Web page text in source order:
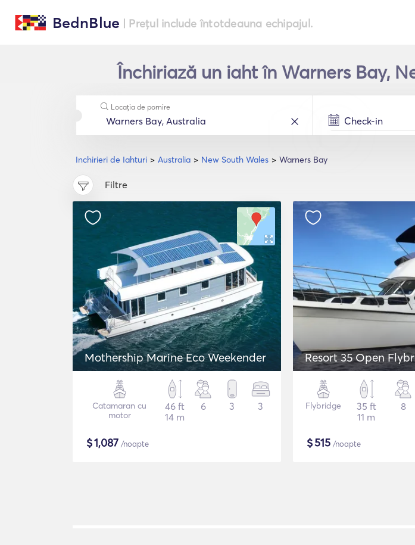
BednBlue | Prețul include întotdeauna echipajul.
Închiriază un iaht în Warners Bay,
Inchirieri de Iahturi Australia New South Wales Warners Bay
Locația de pornire
Filtre
Mothership Marine Eco Weekender
Catamaran cu
motor
46 ft
14 m
6 3 3
$1,087 /noapte
Resort 35 Open
Flybridge
35 ft
11 m
8
$515 /noapte